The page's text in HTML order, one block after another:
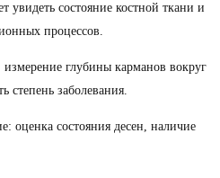
увидеть состояние костной ткани и
процессов.
глубины карманов вокруг
степень заболевания.
оценка состояния десен, наличие